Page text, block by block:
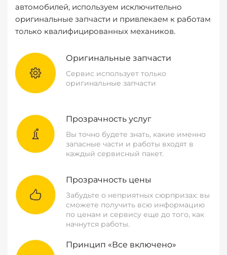
автомобилей, используем исключительно
оригинальные запчасти и привлекаем к работам
только квалифицированных механиков.
Оригинальные запчасти
Сервис использует только
оригинальные запчасти
Прозрачность услуг
Вы точно будете знать, какие именно
запасные части и работы входят в
каждый сервисный пакет.
Прозрачность цены
Забудьте о неприятных сюрпризах: вы
сможете получить всю информацию
по ценам и сервису еще до того, как
начнутся работы.
Принцип «Все включено»